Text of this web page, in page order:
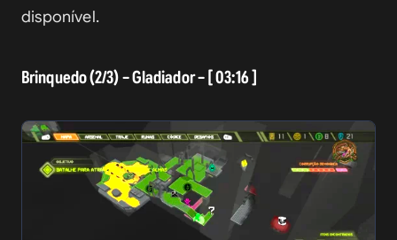
disponível.
Brinquedo (2/3) – Gladiador – [ 03:16 ]